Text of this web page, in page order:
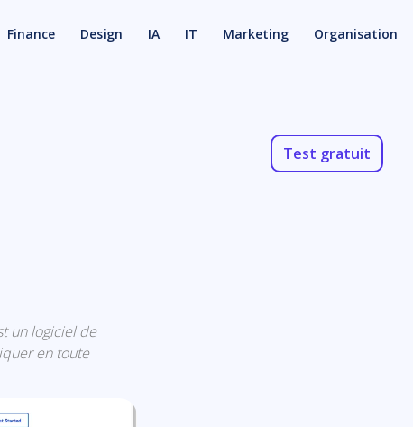
Finance Design IA IT Marketing Organisation
un logiciel de
en toute
Test gratuit